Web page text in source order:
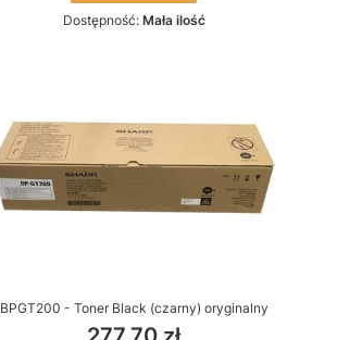
Dostępność: Mała ilość
BPGT200 - Toner Black (czarny) oryginalny